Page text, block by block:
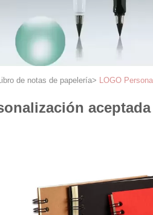
de notas de papelería> LOGO